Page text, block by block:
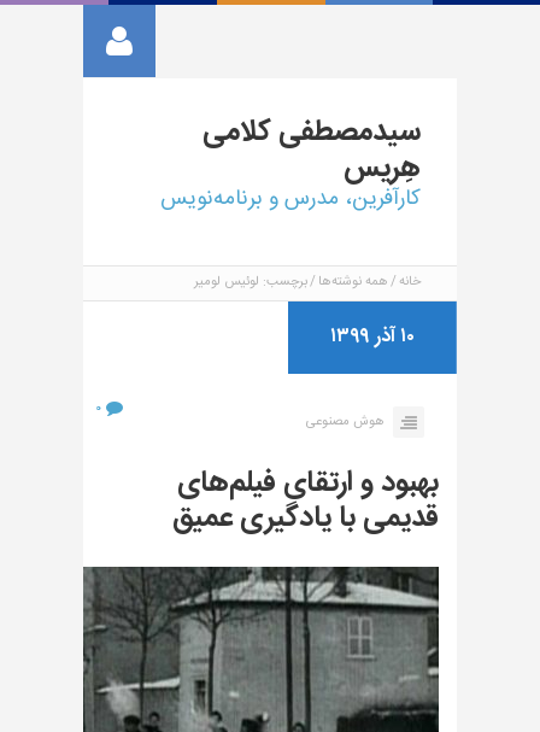
سیدمصطفیکلامی
هِریس
کارآفرین، مدرس و برنامه‌نویس
خانه همه نوشته‌ها برچسب: لوئیس لومیر
۱۰ آذر ۱۳۹۹
هوش مصنوعی
۰
بهبود و ارتقای فیلم‌های
قدیمی با یادگیری عمیق